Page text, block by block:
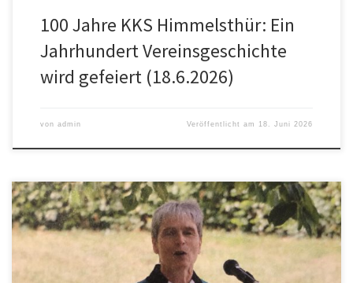
100 Jahre KKS Himmelsthür: Ein
Jahrhundert Vereinsgeschichte
wird gefeiert (18.6.2026)
von admin Veröffentlicht am 18. Juni 2026
Mit großer Trauer nimmt der Ortsrat Himmelsthür Abschied von
Ulrike Blanke, die als Pastorin der evangelischen Paulusgemeinde
von 2006 bis 2021 das Leben im Ort entscheidend mitgeprägt hat.